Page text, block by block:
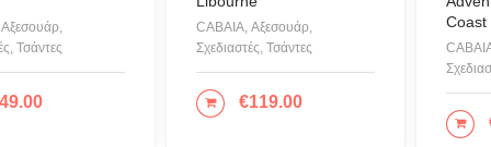
LAB
Τσάντες
49.00ΣΤΟ ΚΑΛΆΘΙ
CABAIA, Αξεσουάρ,
Σχεδιαστές, Τσάντες
€119.00
ΠΡΟΣΘΉΚΗ ΣΤΟ ΚΑΛΆΘΙ
Coast